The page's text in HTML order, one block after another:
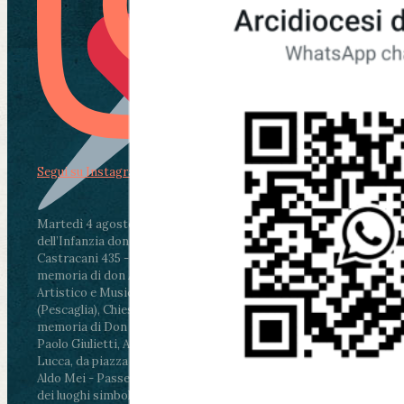
Martedì 4 agosto2026
ore 11:30 - Lucca, Scuola
dell’Infanzia don Aldo Mei - Viale Castruccio
Castracani 435 - Inaugurazione murales in
memoria di don Aldo Mei curato dal Liceo
Artistico e Musicale “Passaglia”
ore 18 - Fiano
(Pescaglia), Chiesa parrocchiale - Messa in
memoria di Don Aldo Mei celebrata da mons.
Paolo Giulietti, Arcivescovo di Lucca
ore 20.30 -
Lucca, da piazza San Michele al Cippo di don
Aldo Mei - Passeggiata della Memoria in alcuni
dei luoghi simbolo della città. Ritrovo alle ore
Segui su Instagram